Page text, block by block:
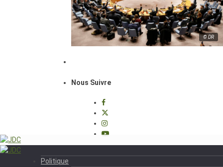
© DR
Nous Suivre
Politique